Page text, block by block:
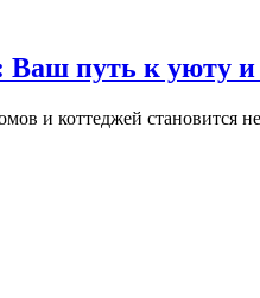
Ваш путь к уюту
и коттеджей становится